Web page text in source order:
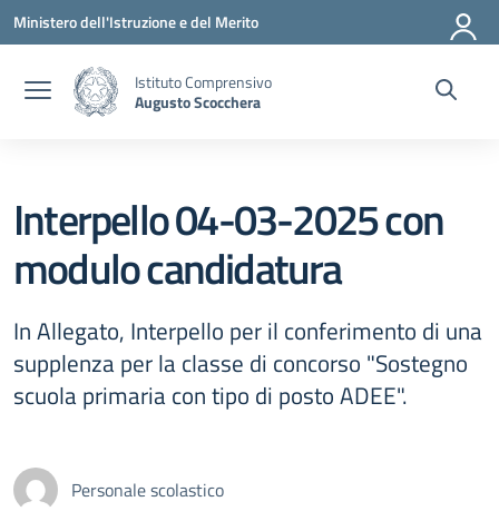
Vai ai contenuti
Vai al menu di navigazione
Vai al footer
Ministero dell'Istruzione e del Merito
Istituto Comprensivo
Augusto Scocchera
Interpello 04-03-2025 con
modulo candidatura
In Allegato, Interpello per il conferimento di una
supplenza per la classe di concorso "Sostegno
scuola primaria con tipo di posto ADEE".
Personale scolastico